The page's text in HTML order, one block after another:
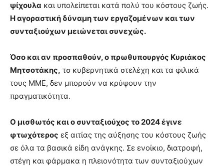
ψίχουλα και υπολείπεται κατά πολύ του κόστους ζωής.
Η αγοραστική δύναμη των εργαζομένων και των
συνταξιούχων μειώνεται συνεχώς.
Όσο και αν προσπαθούν, ο πρωθυπουργός Κυριάκος
Μητσοτάκης, τσ κυβερνητικά στελέχη και τα φιλικά
τους ΜΜΕ, δεν μπορούν να κρύψουν την
πραγματικότητα.
Ο μισθωτός και ο συνταξιούχος το 2024 έγινε
φτωχότερος εξ αιτίας της αύξησης του κόστους ζωής
σε όλα τα βασικά είδη ανάγκης. Σε ενοίκιο, διατροφή,
στέγη και φάρμακα η πλειονότητα των συνταξιούχων